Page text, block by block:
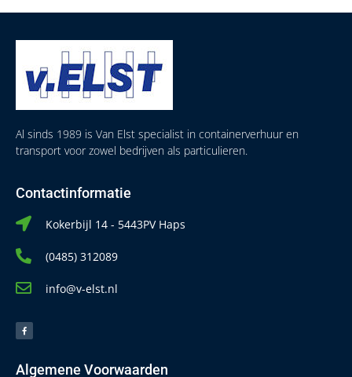
Al sinds 1989 is Van Elst specialist in containerverhuur en
transport voor zowel bedrijven als particulieren.
Contactinformatie
Kokerbijl 14 - 5443PV Haps
(0485) 312089
info@v-elst.nl
Algemene Voorwaarden